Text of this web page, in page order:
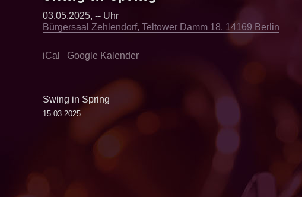
03.05.2025, -- Uhr
Bürgersaal Zehlendorf, Teltower Damm 18, 14169 Berlin
iCal Google Kalender
Beitragsnavigation
Swing in Spring
15.03.2025